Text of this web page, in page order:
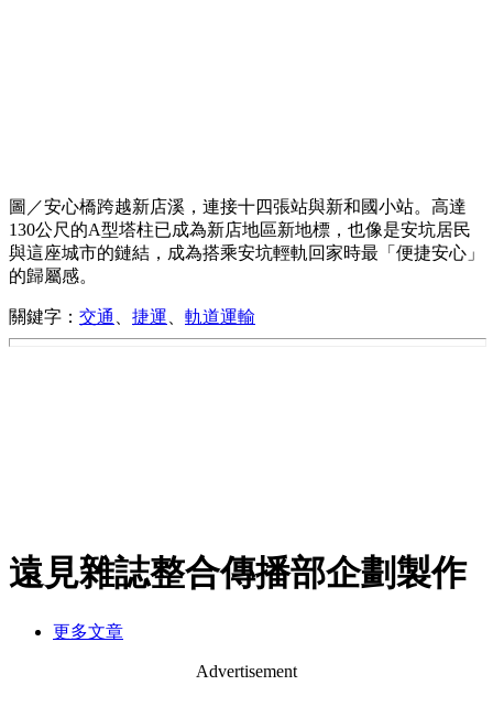
圖／安心橋跨越新店溪，連接十四張站與新和國小站。高達
130公尺的A型塔柱已成為新店地區新地標，也像是安坑居民
與這座城市的鏈結，成為搭乘安坑輕軌回家時最「便捷安心」
的歸屬感。
關鍵字： 交通 捷運 軌道運輸
遠見雜誌整合傳播部企劃製作
更多文章
Advertisement